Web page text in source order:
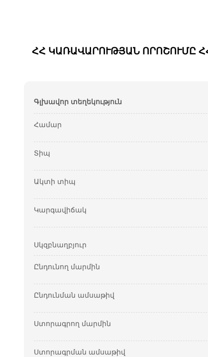
ՀՀ ԿԱՌԱՎԱՐՈՒԹՅԱՆ ՈՐՈՇՈՒՄԸ
Գլխավոր տեղեկություն
Համար
Տիպ
Ակտի տիպ
Կարգավիճակ
Սկզբնաղբյուր
Ընդունող մարմին
Ընդունման ամսաթիվ
Ստորագրող մարմին
Ստորագրման ամսաթիվ